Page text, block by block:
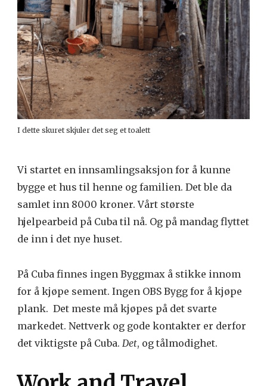
I dette skuret skjuler det seg et toalett
Vi startet en innsamlingsaksjon for å kunne
bygge et hus til henne og familien. Det ble da
samlet inn 8000 kroner. Vårt største
hjelpearbeid på Cuba til nå. Og på mandag flyttet
de inn i det nye huset.
På Cuba finnes ingen Byggmax å stikke innom
for å kjøpe sement. Ingen OBS Bygg for å kjøpe
plank. Det meste må kjøpes på det svarte
markedet. Nettverk og gode kontakter er derfor
det viktigste på Cuba. Det, og tålmodighet.